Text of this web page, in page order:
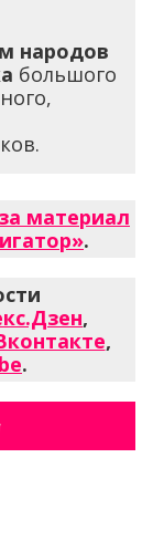
народов
большого
материал
.
,
,
.